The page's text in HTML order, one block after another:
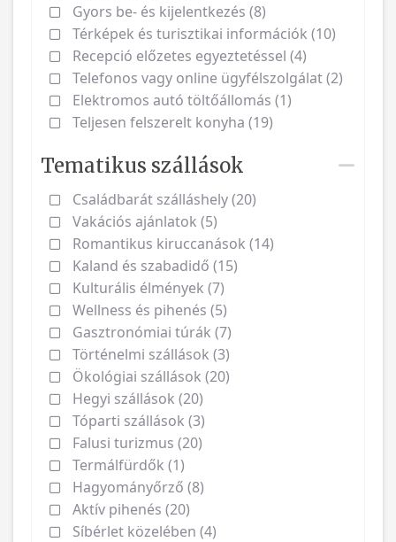
Gyors be- és kijelentkezés (8)
Térképek és turisztikai információk (10)
Recepció előzetes egyeztetéssel (4)
Telefonos vagy online ügyfélszolgálat (2)
Elektromos autó töltőállomás (1)
Teljesen felszerelt konyha (19)
Tematikus szállások
Családbarát szálláshely (20)
Vakációs ajánlatok (5)
Romantikus kiruccanások (14)
Kaland és szabadidő (15)
Kulturális élmények (7)
Wellness és pihenés (5)
Gasztronómiai túrák (7)
Történelmi szállások (3)
Ökológiai szállások (20)
Hegyi szállások (20)
Tóparti szállások (3)
Falusi turizmus (20)
Termálfürdők (1)
Hagyományőrző (8)
Aktív pihenés (20)
Síbérlet közelében (4)